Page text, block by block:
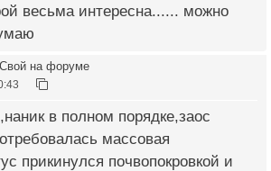
весьма интересна...... можно
Свой на форуме
в полном порядке,заос
массовая
прикинулся почвопокровкой и